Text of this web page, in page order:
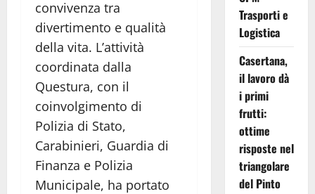
convivenza tra
divertimento e qualità
della vita. L’attività
coordinata dalla
Questura, con il
coinvolgimento di
Polizia di Stato,
Carabinieri, Guardia di
Finanza e Polizia
Municipale, ha portato
Trasporti e
Logistica
Casertana,
il lavoro dà
i primi
frutti:
ottime
risposte nel
triangolare
del Pinto